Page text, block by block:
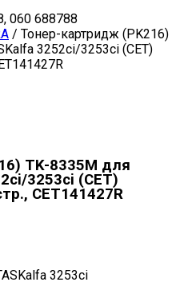
060 688788
/ Тонер-картридж (PK216)
3252ci/3253ci (CET)
TK-8335M для
3253ci (CET)
CET141427R
3253ci